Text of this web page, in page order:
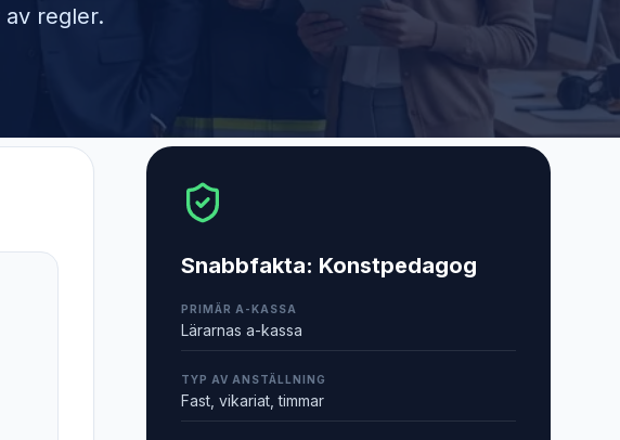
av regler.
Snabbfakta: Konstpedagog
PRIMÄR A-KASSA
Lärarnas a-kassa
TYP AV ANSTÄLLNING
Fast, vikariat, timmar